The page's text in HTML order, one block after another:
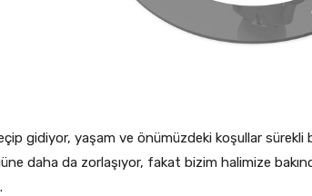
gidiyor, yaşam ve önümüzdeki koşullar
daha da zorlaşıyor, fakat bizim halimize